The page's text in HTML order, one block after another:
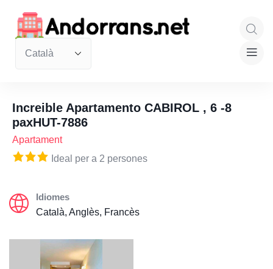
Increible Apartamento CABIROL , 6 -8
paxHUT-7886
Apartament
Ideal per a 2 persones
Idiomes
Català, Anglès, Francès